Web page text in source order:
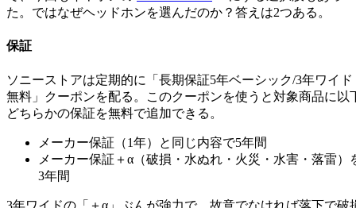
た。ではなぜヘッドホンを選んだのか？答えは2つある。
保証
ソニーストアは定期的に「長期保証5年ベーシック/3年ワイド
無料」クーポンを配る。このクーポンを使うと対象商品に以
どちらかの保証を無料で追加できる。
メーカー保証（1年）と同じ内容で5年間
メーカー保証＋α（破損・水ぬれ・火災・水害・落雷）
3年間
3年ワイドの「＋α」ぶんが強力で、故意でなければ落下で破